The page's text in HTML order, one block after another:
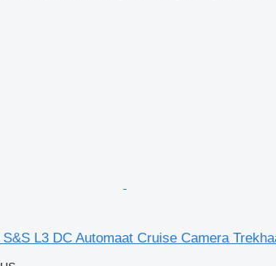
L3 DC Automaat Cruise Camera